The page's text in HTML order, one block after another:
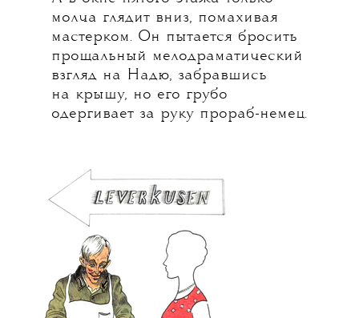
молча глядит вниз, помахивая
мастерком. Он пытается бросить
прощальный мелодраматический
взгляд на Надю, забравшись
на крышу, но его грубо
одергивает за руку прораб-немец.